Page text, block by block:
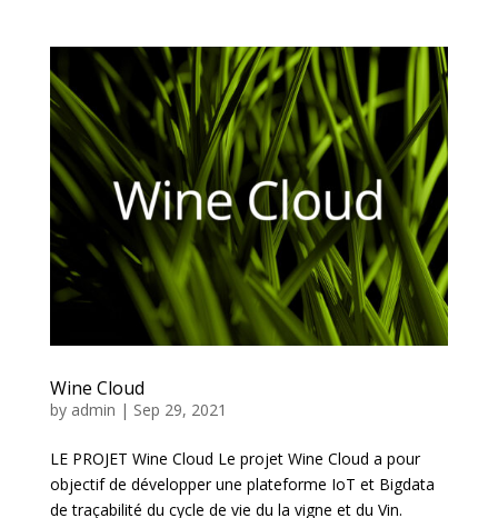
Wine Cloud
by admin | Sep 29, 2021
LE PROJET Wine Cloud Le projet Wine Cloud a pour
objectif de développer une plateforme IoT et Bigdata
de traçabilité du cycle de vie du la vigne et du Vin.